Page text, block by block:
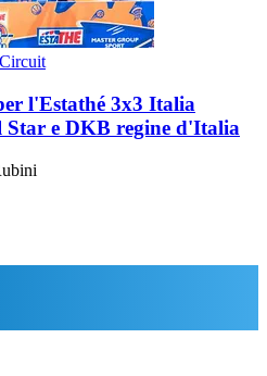
l'Estathé 3x3 Italia
Star e DKB regine d'Italia